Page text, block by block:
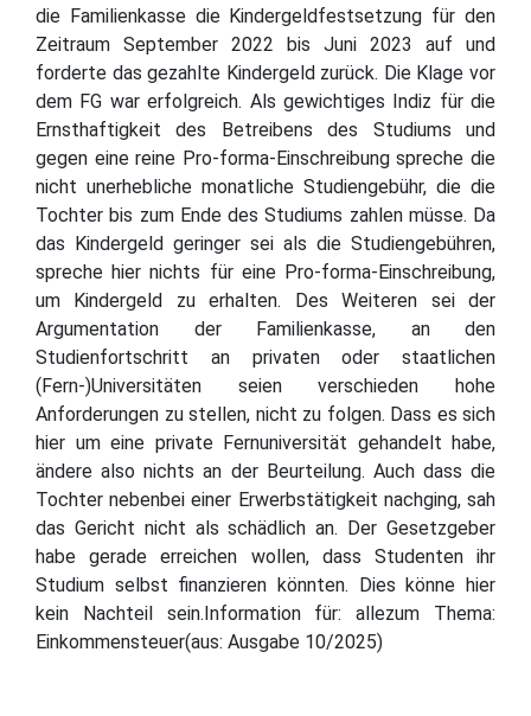
die Familienkasse die Kindergeldfestsetzung für den
Zeitraum September 2022 bis Juni 2023 auf und
forderte das gezahlte Kindergeld zurück. Die Klage vor
dem FG war erfolgreich. Als gewichtiges Indiz für die
Ernsthaftigkeit des Betreibens des Studiums und
gegen eine reine Pro-forma-Einschreibung spreche die
nicht unerhebliche monatliche Studiengebühr, die die
Tochter bis zum Ende des Studiums zahlen müsse. Da
das Kindergeld geringer sei als die Studiengebühren,
spreche hier nichts für eine Pro-forma-Einschreibung,
um Kindergeld zu erhalten. Des Weiteren sei der
Argumentation der Familienkasse, an den
Studienfortschritt an privaten oder staatlichen
(Fern-)Universitäten seien verschieden hohe
Anforderungen zu stellen, nicht zu folgen. Dass es sich
hier um eine private Fernuniversität gehandelt habe,
ändere also nichts an der Beurteilung. Auch dass die
Tochter nebenbei einer Erwerbstätigkeit nachging, sah
das Gericht nicht als schädlich an. Der Gesetzgeber
habe gerade erreichen wollen, dass Studenten ihr
Studium selbst finanzieren könnten. Dies könne hier
kein Nachteil sein.Information für: allezum Thema:
Einkommensteuer(aus: Ausgabe 10/2025)